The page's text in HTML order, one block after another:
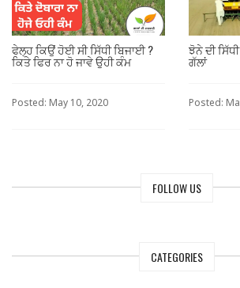
ਫੇਲ੍ਹ ਕਿਉਂ ਹੋਈ ਸੀ ਸਿੱਧੀ ਬਿਜਾਈ ?
ਕਿਤੇ ਫਿਰ ਨਾ ਹੋ ਜਾਵੇ ਉਹੀ ਕੰਮ
Posted: May 10, 2020
ਝੋਨੇ ਦੀ
ਗੱਲਾਂ
Posted:
FOLLOW US
CATEGORIES